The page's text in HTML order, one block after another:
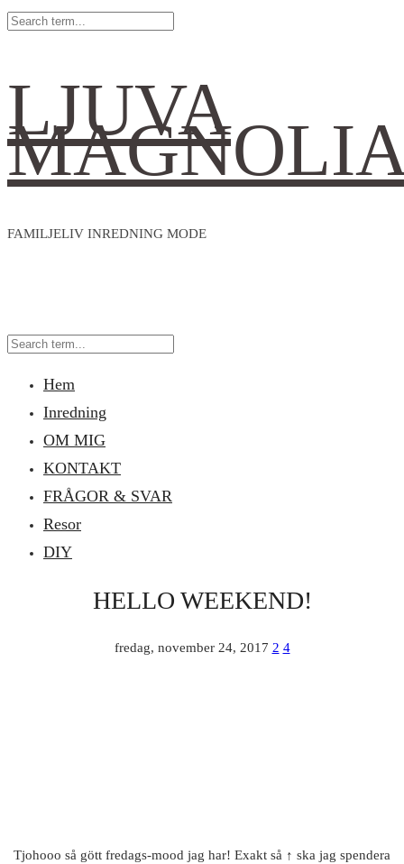
LJUVA
FAMILJELIV INREDNING MODE
Hem
Inredning
OM MIG
KONTAKT
FRÅGOR & SVAR
Resor
DIY
HELLO WEEKEND!
fredag, november 24, 2017 2 4
Tjohooo så gött fredags-mood jag har! Exakt så ↑ ska jag spendera